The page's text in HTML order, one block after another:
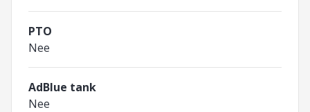
PTO
Nee
AdBlue tank
Nee